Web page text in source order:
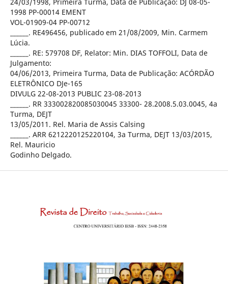
1998 PP-00014 EMENT
VOL-01909-04 PP-00712
______. RE496456, publicado em 21/08/2009, Min. Carmem
Lúcia.
______. RE: 579708 DF, Relator: Min. DIAS TOFFOLI, Data de
Julgamento:
04/06/2013, Primeira Turma, Data de Publicação: ACÓRDÃO
ELETRÔNICO DJe-165
DIVULG 22-08-2013 PUBLIC 23-08-2013
______. RR 333002820085030045 33300- 28.2008.5.03.0045, 4a
Turma, DEJT
13/05/2011. Rel. Maria de Assis Calsing
______. ARR 6212220125220104, 3a Turma, DEJT 13/03/2015,
Rel. Mauricio
Godinho Delgado.